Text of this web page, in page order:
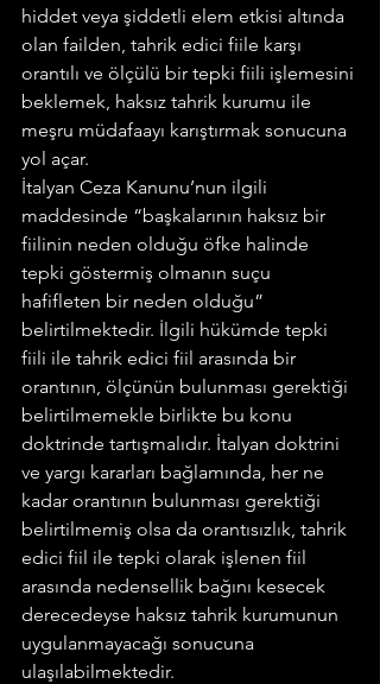
hiddet veya şiddetli elem etkisi altında
olan failden, tahrik edici fiile karşı
orantılı ve ölçülü bir tepki fiili işlemesini
beklemek, haksız tahrik kurumu ile
meşru müdafaayı karıştırmak sonucuna
yol açar.
İtalyan Ceza Kanunu’nun ilgili
maddesinde “başkalarının haksız bir
fiilinin neden olduğu öfke halinde
tepki göstermiş olmanın suçu
hafifleten bir neden olduğu”
belirtilmektedir. İlgili hükümde tepki
fiili ile tahrik edici fiil arasında bir
orantının, ölçünün bulunması gerektiği
belirtilmemekle birlikte bu konu
doktrinde tartışmalıdır. İtalyan doktrini
ve yargı kararları bağlamında, her ne
kadar orantının bulunması gerektiği
belirtilmemiş olsa da orantısızlık, tahrik
edici fiil ile tepki olarak işlenen fiil
arasında nedensellik bağını kesecek
derecedeyse haksız tahrik kurumunun
uygulanmayacağı sonucuna
ulaşılabilmektedir.